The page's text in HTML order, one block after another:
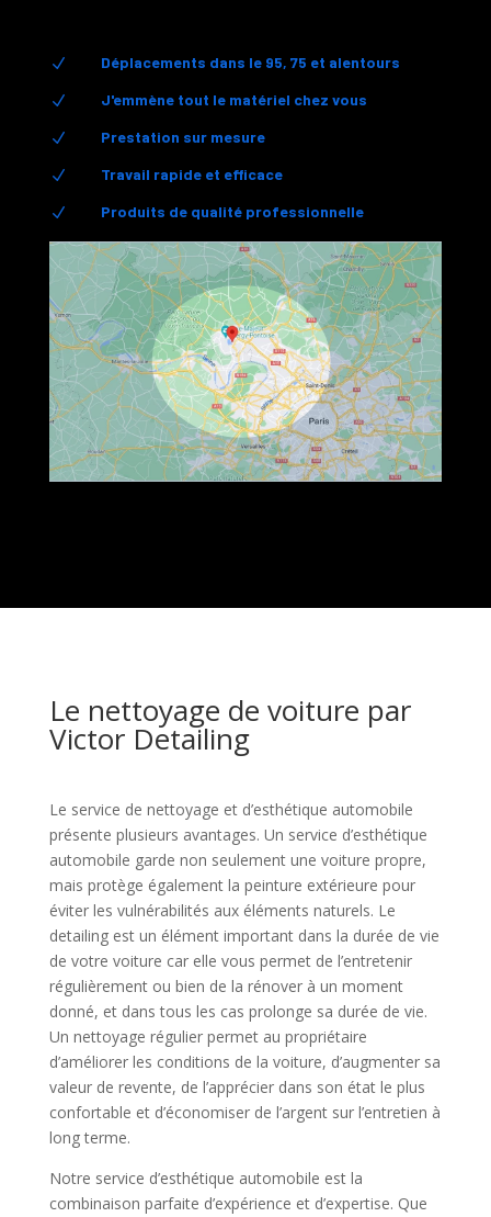
N Déplacements dans le 95, 75 et alentours
N J'emmène tout le matériel chez vous
N Prestation sur mesure
N Travail rapide et efficace
N Produits de qualité professionnelle
Le nettoyage de voiture par
Victor Detailing
Le service de nettoyage et d’esthétique automobile
présente plusieurs avantages. Un service d’esthétique
automobile garde non seulement une voiture propre,
mais protège également la peinture extérieure pour
éviter les vulnérabilités aux éléments naturels. Le
detailing est un élément important dans la durée de vie
de votre voiture car elle vous permet de l’entretenir
régulièrement ou bien de la rénover à un moment
donné, et dans tous les cas prolonge sa durée de vie.
Un nettoyage régulier permet au propriétaire
d’améliorer les conditions de la voiture, d’augmenter sa
valeur de revente, de l’apprécier dans son état le plus
confortable et d’économiser de l’argent sur l’entretien à
long terme.
Notre service d’esthétique automobile est la
combinaison parfaite d’expérience et d’expertise. Que